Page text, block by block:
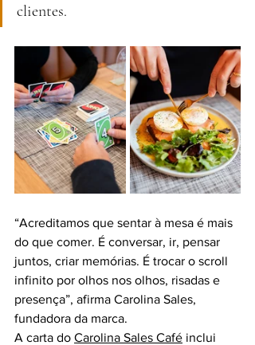
clientes.
“Acreditamos que sentar à mesa é mais
do que comer. É conversar, ir, pensar
juntos, criar memórias. É trocar o scroll
infinito por olhos nos olhos, risadas e
presença”, afirma Carolina Sales,
fundadora da marca.
A carta do Carolina Sales Café inclui